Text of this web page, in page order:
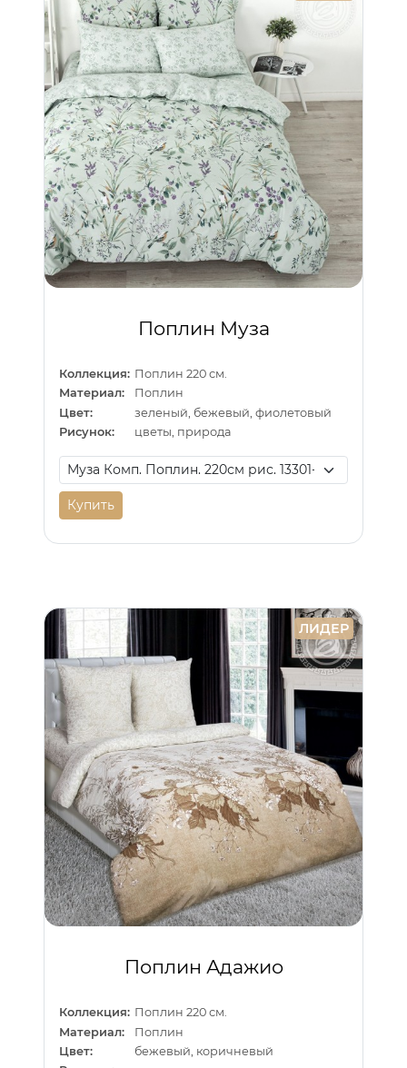
Поплин Муза
Коллекция: Поплин 220 см.
Материал:
Поплин
Цвет:
зеленый, бежевый, фиолетовый
Рисунок:
цветы, природа
Купить
ЛИДЕР
Поплин Адажио
Коллекция: Поплин 220 см.
Материал:
Поплин
Цвет:
бежевый, коричневый